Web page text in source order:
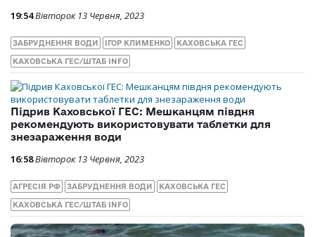
19:54Вівторок 13 Червня, 2023
ЗАБРУДНЕННЯ ВОДИ ІГОР КЛИМЕНКО КАХОВСЬКА ГЕС
КАХОВСЬКА ГЕС/ШТАБ INFO
Підрив Каховської ГЕС: Мешканцям півдня
рекомендують використовувати таблетки для
знезараження води
16:58Вівторок 13 Червня, 2023
АГРЕСІЯ РФ ЗАБРУДНЕННЯ ВОДИ КАХОВСЬКА ГЕС
КАХОВСЬКА ГЕС/ШТАБ INFO